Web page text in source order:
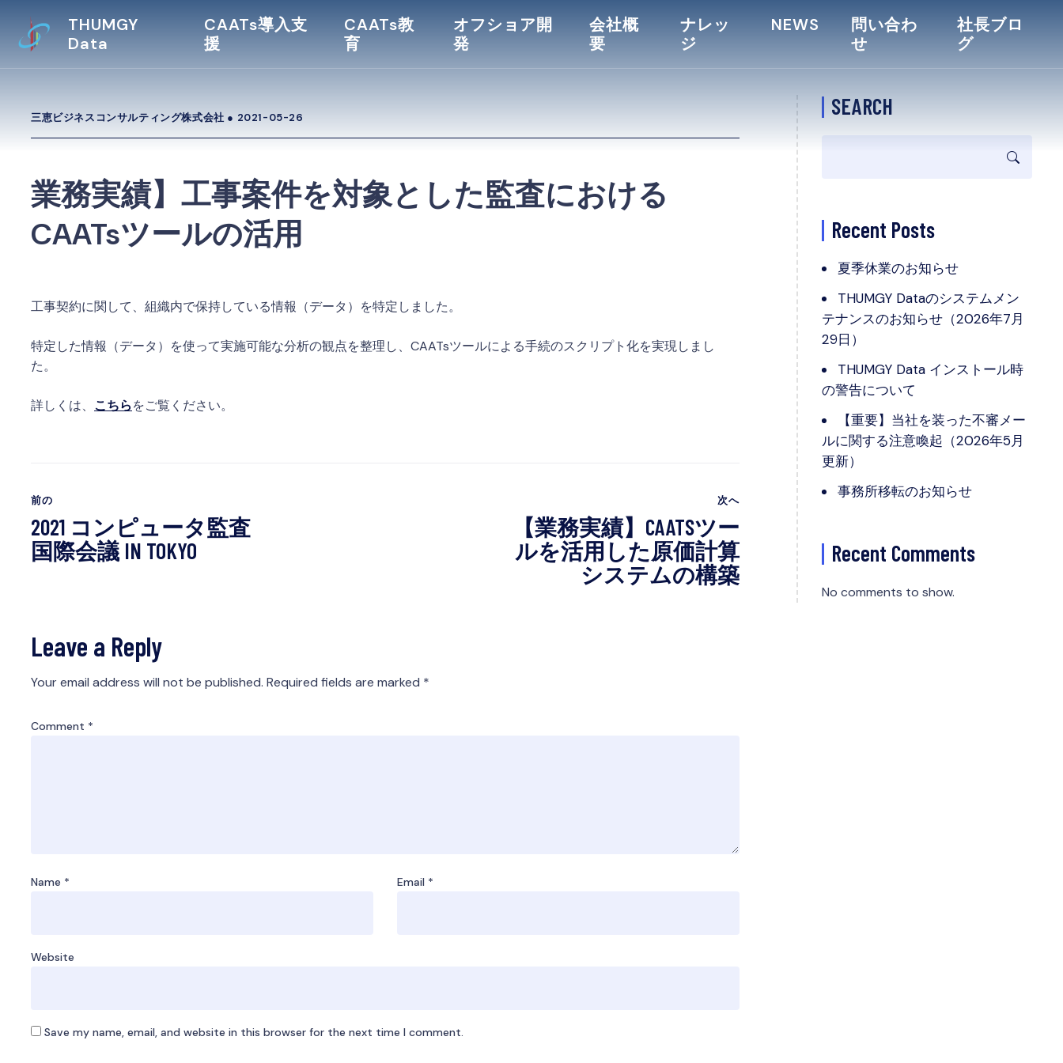
THUMGY
Data
CAATs導入支
援
CAATs教
育
オフショア開
発
会社概
要
ナレッ
ジ
NEWS
問い合わ
せ
社長ブロ
グ
三恵ビジネスコンサルティング株式会社 ● 2021-05-26
業務実績】工事案件を対象とした監査における
CAATsツールの活用
工事契約に関して、組織内で保持している情報（データ）を特定しました。
特定した情報（データ）を使って実施可能な分析の観点を整理し、CAATsツールによる手続のスクリプト化を実現しまし
た。
詳しくは、 こちらをご覧ください。
前の
2021 コンピュータ監査
国際会議 IN TOKYO
次へ
【業務実績】CAATSツー
ルを活用した原価計算
システムの構築
Leave a Reply
Your email address will not be published. Required fields are marked *
Comment *
Name * Email *
Website
Save my name, email, and website in this browser for the next time I comment.
SEARCH
Recent Posts
夏季休業のお知らせ
THUMGY Dataのシステムメン
テナンスのお知らせ（2026年7月
29日）
THUMGY Data インストール時
の警告について
【重要】当社を装った不審メー
ルに関する注意喚起（2026年5月
更新）
事務所移転のお知らせ
Recent Comments
No comments to show.